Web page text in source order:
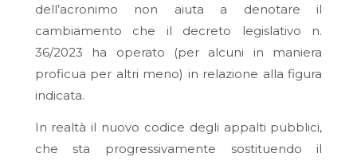
dell’acronimo non aiuta a denotare il
cambiamento che il decreto legislativo n.
36/2023 ha operato (per alcuni in maniera
proficua per altri meno) in relazione alla figura
indicata.
In realtà il nuovo codice degli appalti pubblici,
che sta progressivamente sostituendo il